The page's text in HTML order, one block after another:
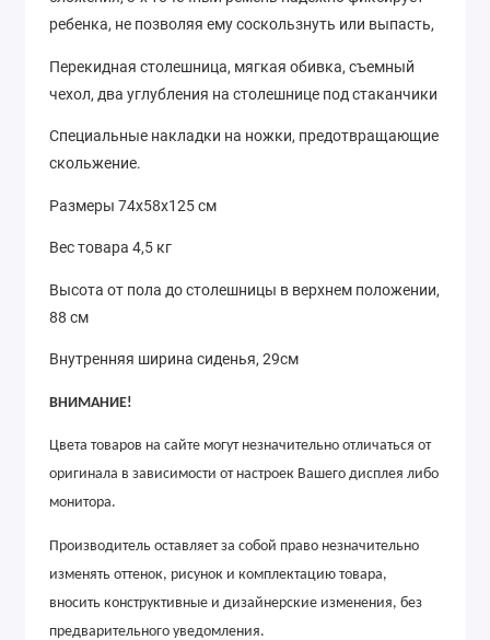
ребенка, не позволяя ему соскользнуть или выпасть,
Перекидная столешница, мягкая обивка, съемный
чехол, два углубления на столешнице под стаканчики
Специальные накладки на ножки, предотвращающие
скольжение.
Размеры 74х58х125 см
Вес товара 4,5 кг
Высота от пола до столешницы в верхнем положении,
88 см
Внутренняя ширина сиденья, 29см
ВНИМАНИЕ!
Цвета товаров на сайте могут незначительно отличаться от
оригинала в зависимости от настроек Вашего дисплея либо
монитора.
Производитель оставляет за собой право незначительно
изменять оттенок, рисунок и комплектацию товара,
вносить конструктивные и дизайнерские изменения, без
предварительного уведомления.